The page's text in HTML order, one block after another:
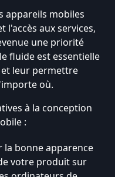
appareils mobiles
l'accès aux services,
une priorité
fluide est essentielle
leur permettre
où.
à la conception
:
la bonne apparence
votre produit sur